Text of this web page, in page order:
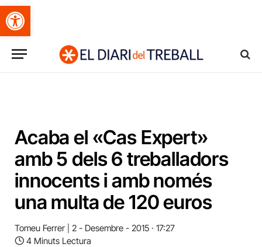
Obre la barra d'eines
Acaba el «Cas Expert»
amb 5 dels 6 treballadors
innocents i amb només
una multa de 120 euros
Tomeu Ferrer
2 - Desembre - 2015 · 17:27
4 Minuts Lectura